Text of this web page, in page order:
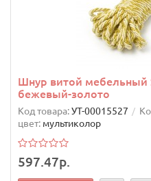
Шнур витой мебельный
бежевый-золото
Код товара:УТ-00015527
цвет: мультиколор
597.47р.